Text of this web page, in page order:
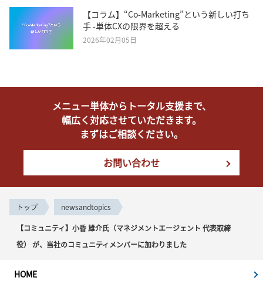
【コラム】“Co-Marketing”という新しい打ち
手 -単体CXの限界を超える
2026年02月05日
メニュー単体からトータル支援まで、
幅広く対応させていただきます。
まずはご相談ください。
お問い合わせ
トップ newsandtopics
【コミュニティ】小昏 雄介氏（マネジメントエージェント 代表取締
役） が、当社のコミュニティメンバーに加わりました
HOME